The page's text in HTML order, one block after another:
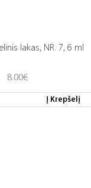
lakas, NR. 7, 6 ml
8.00€
Į Krepšelį